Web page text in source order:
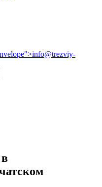
info@trezviy-